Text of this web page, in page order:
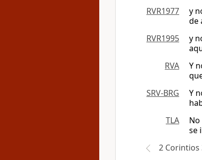
RVR1977
y
de
RVR1995
y
RVA
Y
SRV-BRG
Y
TLA
se
2 Corintios